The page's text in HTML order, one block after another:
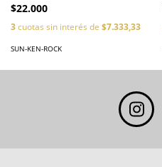
$22.000
3cuotas sin interés de $7.333,33
SUN-KEN-ROCK